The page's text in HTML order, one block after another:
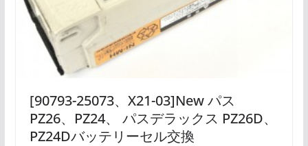
[90793-25073、X21-03]New パス
PZ26、PZ24、 パスデラックス PZ26D、
PZ24Dバッテリーセル交換